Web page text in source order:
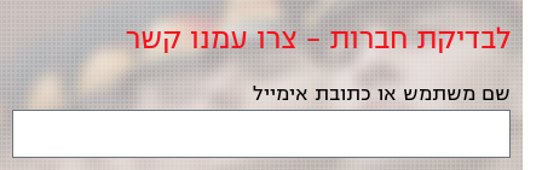
לבדיקת חברות – צרו עמנו קשר
שם משתמש או כתובת אימייל